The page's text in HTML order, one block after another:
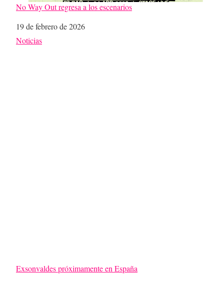
No Way Out regresa a los escenarios
Fecha
19 de febrero de 2026
Respecto a
Noticias
Exsonvaldes próximamente en España